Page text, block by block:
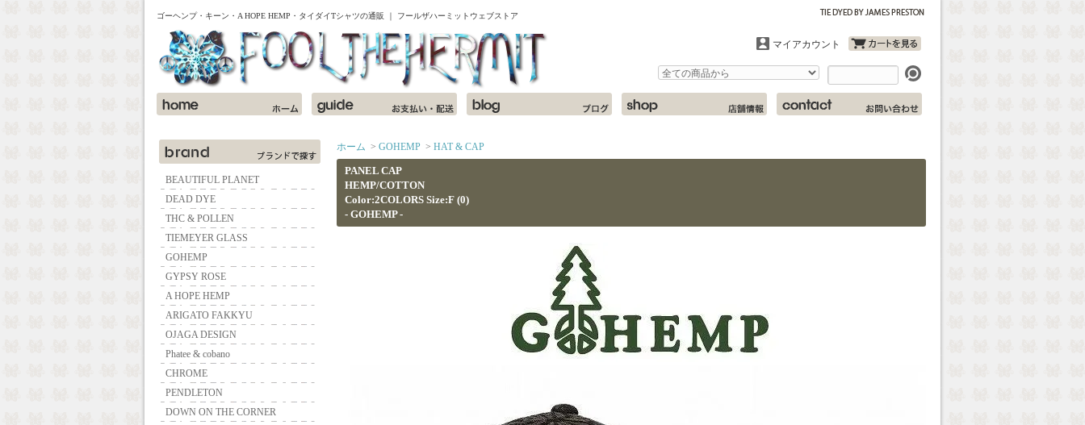
ゴーヘンプ・キーン・A HOPE HEMP・タイダイTシャツの通販 ｜ フールザハーミットウェブストア
マイアカウント
BEAUTIFUL PLANET
DEAD DYE
THC & POLLEN
TIEMEYER GLASS
GOHEMP
GYPSY ROSE
A HOPE HEMP
ARIGATO FAKKYU
OJAGA DESIGN
Phatee & cobano
CHROME
PENDLETON
DOWN ON THE CORNER
ホーム > GOHEMP > HAT & CAP
PANEL CAP
HEMP/COTTON
Color:2COLORS Size:F (0)
- GOHEMP -